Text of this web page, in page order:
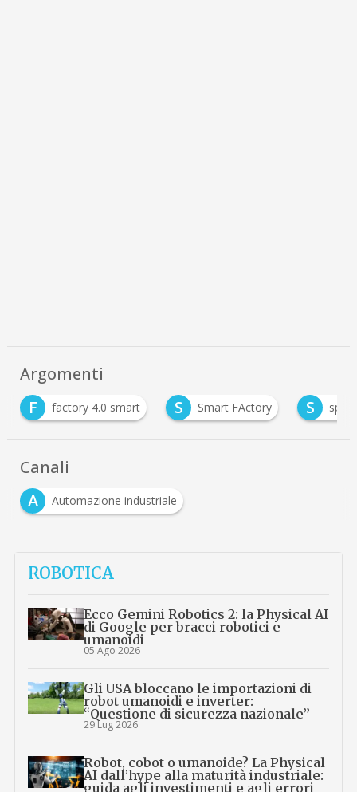
Argomenti
factory 4.0 smart S Smart FActory S sps italia
Canali
A
Automazione industriale
ROBOTICA
Ecco Gemini Robotics 2: la Physical AI
di Google per bracci robotici e
umanoidi
05 Ago 2026
Gli USA bloccano le importazioni di
robot umanoidi e inverter:
“Questione di sicurezza nazionale”
29 Lug 2026
Robot, cobot o umanoide? La Physical
AI dall’hype alla maturità industriale:
guida agli investimenti e agli errori